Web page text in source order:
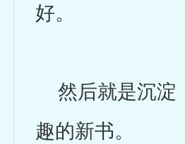
好。
然后就是沉淀
趣的新书。